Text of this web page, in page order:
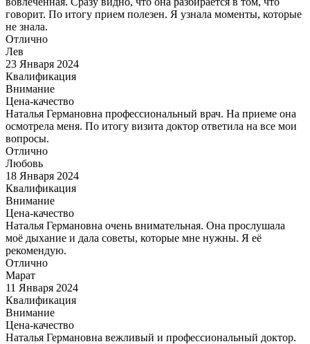
говорит. По итогу прием полезен. Я узнала моменты, которые
не знала.
Отлично
Лев
23 Января 2024
Квалификация
Внимание
Цена-качество
Наталья Германовна профессиональный врач. На приеме она
осмотрела меня. По итогу визита доктор ответила на все мои
вопросы.
Отлично
Любовь
18 Января 2024
Квалификация
Внимание
Цена-качество
Наталья Германовна очень внимательная. Она прослушала
моё дыхание и дала советы, которые мне нужны. Я её
рекомендую.
Отлично
Марат
11 Января 2024
Квалификация
Внимание
Цена-качество
Наталья Германовна вежливый и профессиональный доктор.